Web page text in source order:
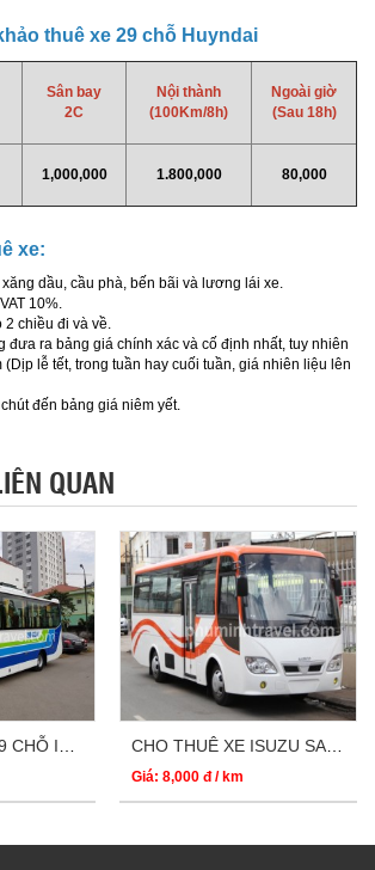
thuê xe 29 chỗ Huyndai
Sân bay
2C
Nội thành
(100Km/8h)
Ngoài giờ
(Sau 18h)
1,000,000 1.800,000 80,000
xe:
dầu, cầu phà, bến bãi và lương lái xe.
10%.
2 chiều đi và về.
đưa ra bảng giá chính xác và cố định nhất, tuy nhiên
lễ tết, trong tuần hay cuối tuần, giá nhiên liệu lên
đến bảng giá niêm yết.
QUAN
Giá: 8,000 đ / km